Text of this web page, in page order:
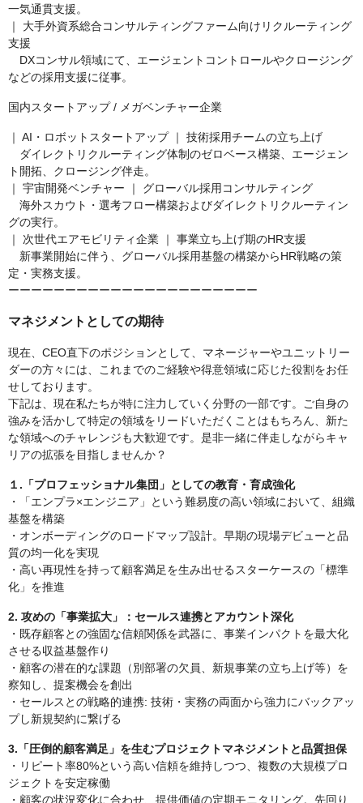
一気通貫支援。
｜ 大手外資系総合コンサルティングファーム向けリクルーティング
支援
DXコンサル領域にて、エージェントコントロールやクロージング
などの採用支援に従事。
国内スタートアップ / メガベンチャー企業
｜ AI・ロボットスタートアップ ｜ 技術採用チームの立ち上げ
ダイレクトリクルーティング体制のゼロベース構築、エージェン
ト開拓、クロージング伴走。
｜ 宇宙開発ベンチャー ｜ グローバル採用コンサルティング
海外スカウト・選考フロー構築およびダイレクトリクルーティン
グの実行。
｜ 次世代エアモビリティ企業 ｜ 事業立ち上げ期のHR支援
新事業開始に伴う、グローバル採用基盤の構築からHR戦略の策
定・実務支援。
ーーーーーーーーーーーーーーーーーーーーーー
マネジメントとしての期待
現在、CEO直下のポジションとして、マネージャーやユニットリー
ダーの方々には、これまでのご経験や得意領域に応じた役割をお任
せしております。
下記は、現在私たちが特に注力していく分野の一部です。ご自身の
強みを活かして特定の領域をリードいただくことはもちろん、新た
な領域へのチャレンジも大歓迎です。是非一緒に伴走しながらキャ
リアの拡張を目指しませんか？
１.「プロフェッショナル集団」としての教育・育成強化
・「エンプラ×エンジニア」という難易度の高い領域において、組織
基盤を構築
・オンボーディングのロードマップ設計。早期の現場デビューと品
質の均一化を実現
・高い再現性を持って顧客満足を生み出せるスターケースの「標準
化」を推進
2. 攻めの「事業拡大」：セールス連携とアカウント深化
・既存顧客との強固な信頼関係を武器に、事業インパクトを最大化
させる収益基盤作り
・顧客の潜在的な課題（別部署の欠員、新規事業の立ち上げ等）を
察知し、提案機会を創出
・セールスとの戦略的連携: 技術・実務の両面から強力にバックアッ
プし新規契約に繋げる
3.「圧倒的顧客満足」を生むプロジェクトマネジメントと品質担保
・リピート率80%という高い信頼を維持しつつ、複数の大規模プロ
ジェクトを安定稼働
・顧客の状況変化に合わせ、提供価値の定期モニタリング。先回り